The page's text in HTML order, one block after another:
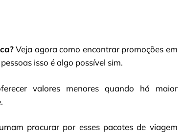
Veja agora como encontrar promoções em
isso é algo possível sim.
valores menores quando há maior
procurar por esses pacotes de viagem